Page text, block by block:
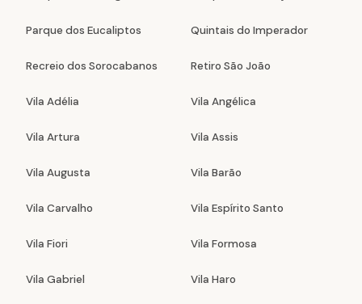
Parque dos Eucaliptos Quintais do Imperador
Recreio dos Sorocabanos Retiro São João
Vila Adélia Vila Angélica
Vila Artura Vila Assis
Vila Augusta Vila Barão
Vila Carvalho Vila Espírito Santo
Vila Fiori Vila Formosa
Vila Gabriel Vila Haro